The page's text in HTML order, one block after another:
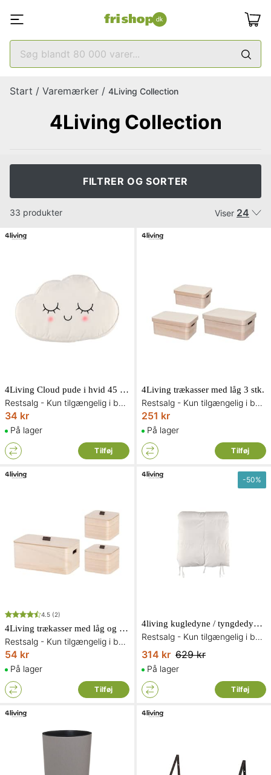
Start / Varemærker / 4Living Collection
4Living Collection
FILTRER OG SORTER
33 produkter Viser 24
4Living Cloud pude i hvid 45 x 30 cm
Restsalg - Kun tilgængelig i begrænset antal og så længe lager haves
34 kr
På lager
Tilføj
4Living trækasser med låg 3 stk.
Restsalg - Kun tilgængelig i begrænset antal og så længe lager haves
251 kr
På lager
Tilføj
4.5 (2)
4Living trækasser med låg og læderstrop 3 stk.
Restsalg - Kun tilgængelig i begrænset antal og så længe lager haves
54 kr
På lager
Tilføj
-50%
4living kugledyne / tyngdedyne i hvid 150 x 200 cm 5,5 kg
Restsalg - Kun tilgængelig i begrænset antal og så længe lager haves
314 kr 629 kr
På lager
Tilføj